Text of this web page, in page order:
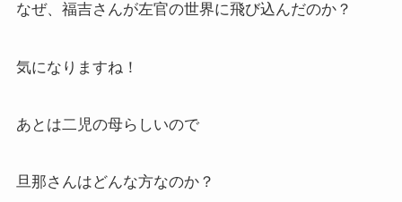
なぜ、福吉さんが左官の世界に飛び込んだのか？
気になりますね！
あとは二児の母らしいので
旦那さんはどんな方なのか？